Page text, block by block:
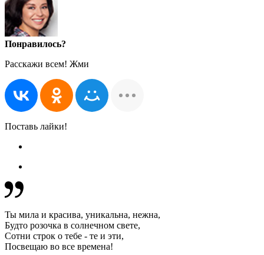
Понравилось?
Расскажи всем! Жми
Поставь лайки!
Ты мила и красива, уникальна, нежна,
Будто розочка в солнечном свете,
Сотни строк о тебе - те и эти,
Посвещаю во все времена!